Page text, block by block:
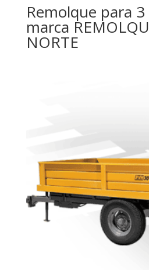
Remolque para 3
marca
NORTE